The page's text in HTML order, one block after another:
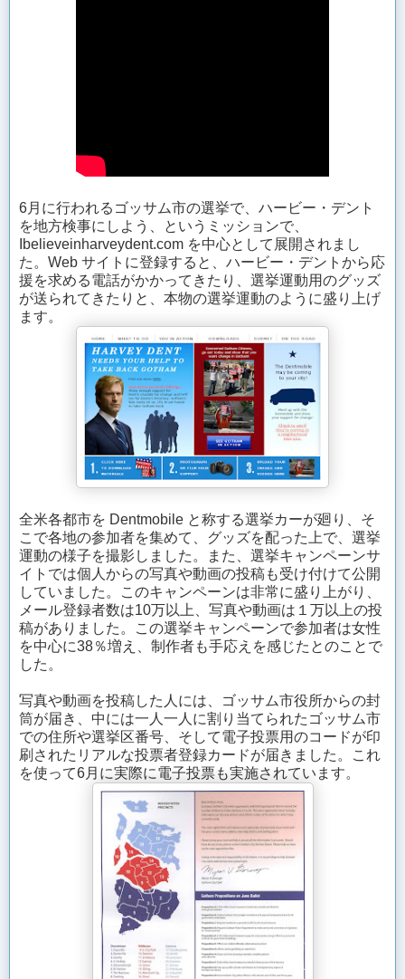
6月に行われるゴッサム市の選挙で、ハービー・デント
を地方検事にしよう、というミッションで、
Ibelieveinharveydent.com を中心として展開されまし
た。Web サイトに登録すると、ハービー・デントから応
援を求める電話がかかってきたり、選挙運動用のグッズ
が送られてきたりと、本物の選挙運動のように盛り上げ
ます。
全米各都市を Dentmobile と称する選挙カーが廻り、そ
こで各地の参加者を集めて、グッズを配った上で、選挙
運動の様子を撮影しました。また、選挙キャンペーンサ
イトでは個人からの写真や動画の投稿も受け付けて公開
していました。このキャンペーンは非常に盛り上がり、
メール登録者数は10万以上、写真や動画は１万以上の投
稿がありました。この選挙キャンペーンで参加者は女性
を中心に38％増え、制作者も手応えを感じたとのことで
した。
写真や動画を投稿した人には、ゴッサム市役所からの封
筒が届き、中には一人一人に割り当てられたゴッサム市
での住所や選挙区番号、そして電子投票用のコードが印
刷されたリアルな投票者登録カードが届きました。これ
を使って6月に実際に電子投票も実施されています。